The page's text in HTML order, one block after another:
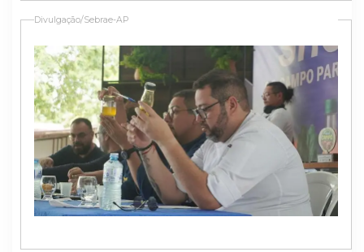
Divulgação/Sebrae-AP